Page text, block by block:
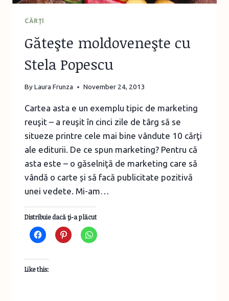
CĂRŢI
Găteşte moldoveneşte cu
Stela Popescu
ByLaura Frunza November 24, 2013
Cartea asta e un exemplu tipic de marketing
reuşit – a reuşit în cinci zile de târg să se
situeze printre cele mai bine vândute 10 cărţi
ale editurii. De ce spun marketing? Pentru că
asta este – o găselniţă de marketing care să
vândă o carte și să facă publicitate pozitivă
unei vedete. Mi-am…
Distribuie dacă ţi-a plăcut
Like this: